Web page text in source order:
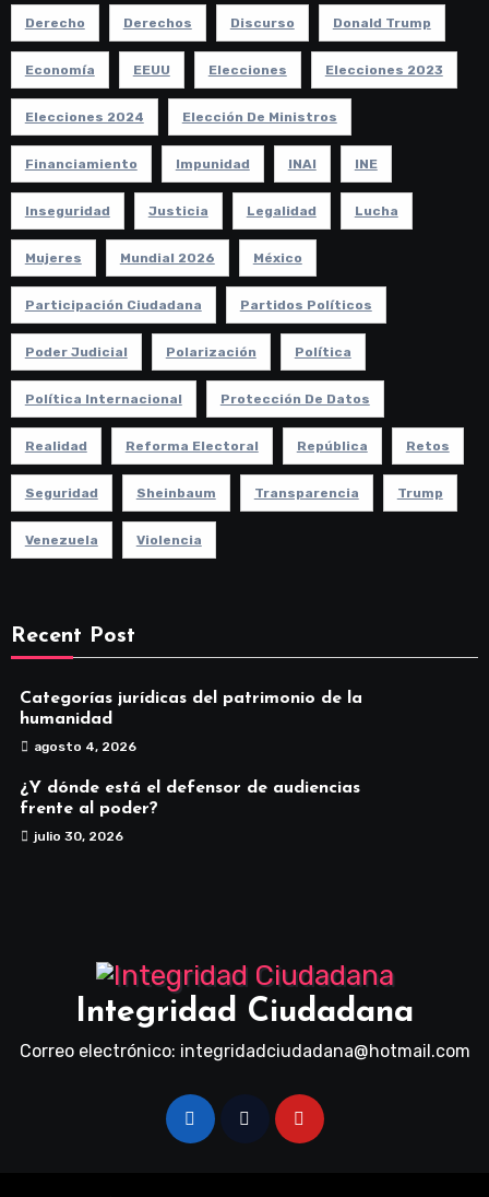
Derecho Derechos Discurso Donald Trump
Economía EEUU Elecciones Elecciones 2023
Elecciones 2024 Elección De Ministros
Financiamiento Impunidad INAI INE
Inseguridad Justicia Legalidad Lucha
Mujeres Mundial 2026 México
Participación Ciudadana Partidos Políticos
Poder Judicial Polarización Política
Política Internacional Protección De Datos
Realidad Reforma Electoral República Retos
Seguridad Sheinbaum Transparencia Trump
Venezuela Violencia
Recent Post
Categorías jurídicas del patrimonio de la
humanidad
agosto 4, 2026
¿Y dónde está el defensor de audiencias
frente al poder?
julio 30, 2026
Integridad Ciudadana
Correo electrónico: integridadciudadana@hotmail.com